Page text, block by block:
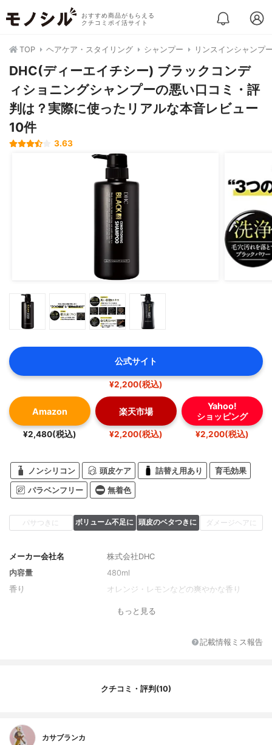
おすすめ商品がもらえる
クチコミポイ活サイト
TOP ヘアケア・スタイリング シャンプー リンスインシャンプ
DHC(ディーエイチシー) ブラックコンデ
ィショニングシャンプーの悪い口コミ・評
判は？実際に使ったリアルな本音レビュー
10件
3.63
公式サイト
¥2,200(税込)
Amazon
¥2,480(税込)
楽天市場
¥2,200(税込)
Yahoo!
ショッピング
¥2,200(税込)
ノンシリコン 頭皮ケア 詰替え用あり 育毛効果
パラベンフリー 無着色
パサつきに ボリューム不足に 頭皮のベタつきに ダメージヘアに
メーカー会社名
株式会社DHC
内容量
480ml
香り
オレンジ・レモンなどの爽やかな香り
もっと見る
記載情報ミス報告
クチコミ・評判(10)
カサブランカ